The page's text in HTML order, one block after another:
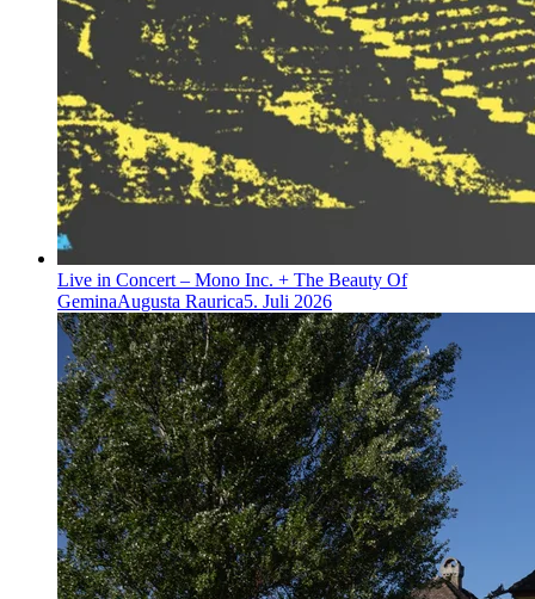
Live in Concert – Mono Inc. + The Beauty Of
GeminaAugusta Raurica5. Juli 2026